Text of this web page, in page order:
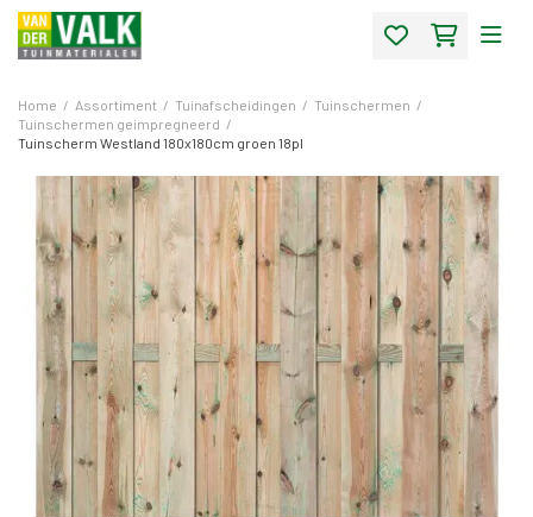
Home / Assortiment / Tuinafscheidingen / Tuinschermen /
Tuinschermen geimpregneerd /
Tuinscherm Westland 180x180cm groen 18pl